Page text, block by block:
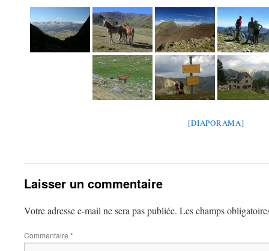
[DIAPORAMA]
Laisser un commentaire
Votre adresse e-mail ne sera pas publiée. Les champs
Commentaire *